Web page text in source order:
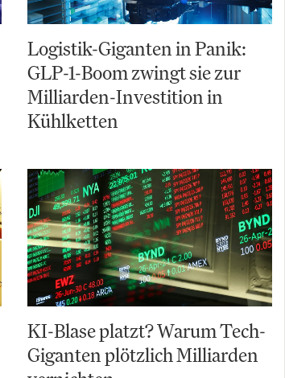
Logistik-Giganten in Panik:
GLP-1-Boom zwingt sie zur
Milliarden-Investition in
Kühlketten
KI-Blase platzt? Warum Tech-
Giganten plötzlich Milliarden